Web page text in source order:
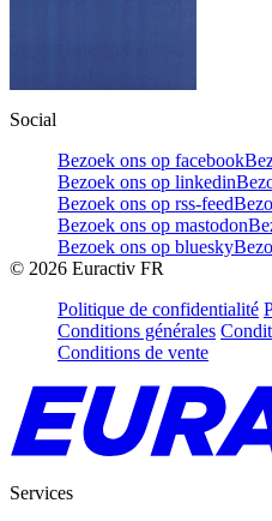
Social
Bezoek ons op facebook
Bezoek ons op linkedin
Bezoek ons op rss-feed
Bezoek ons op mastodon
Bezoek ons op bluesky
© 2026 Euractiv FR
Politique de confidentialité
Conditions générales
Conditions de vente
Services